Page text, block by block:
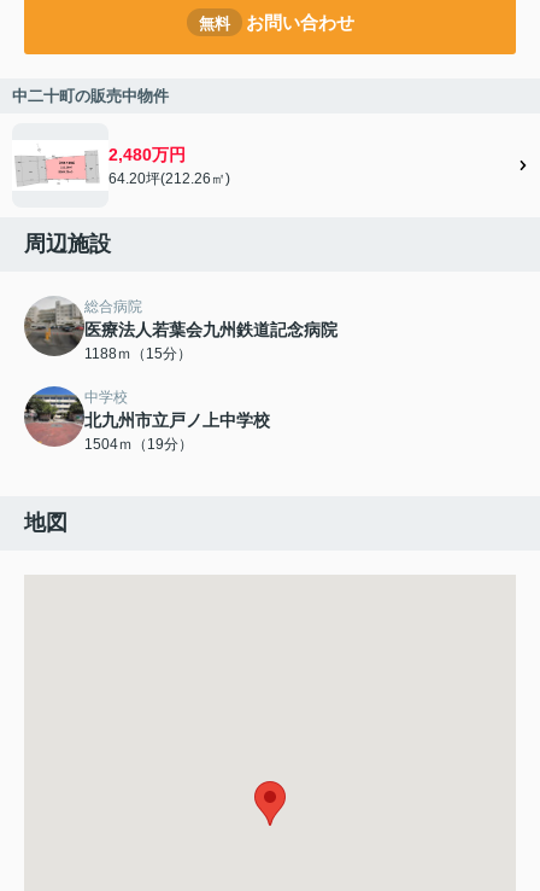
無料 お問い合わせ
中二十町の販売中物件
2,480万円
64.20坪(212.26㎡)
周辺施設
総合病院
医療法人若葉会九州鉄道記念病院
1188ｍ（15分）
中学校
北九州市立戸ノ上中学校
1504ｍ（19分）
地図